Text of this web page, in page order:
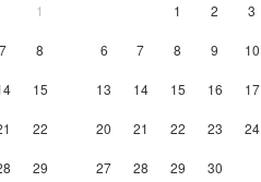
1
7 8
15
22
29
1
2 3
6 7 8 9 10
13 14 15 16 17
20 21 22 23 24
27 28 29 30
空調
房